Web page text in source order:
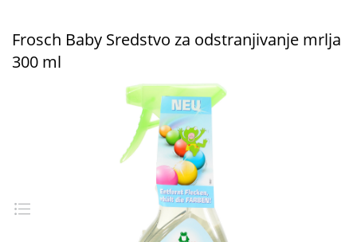
Frosch Baby Sredstvo za odstranjivanje mrlja
300 ml